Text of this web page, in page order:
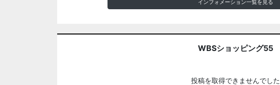
インフォメーション一覧を見る
WBSショッピング55
投稿を取得できませんでした